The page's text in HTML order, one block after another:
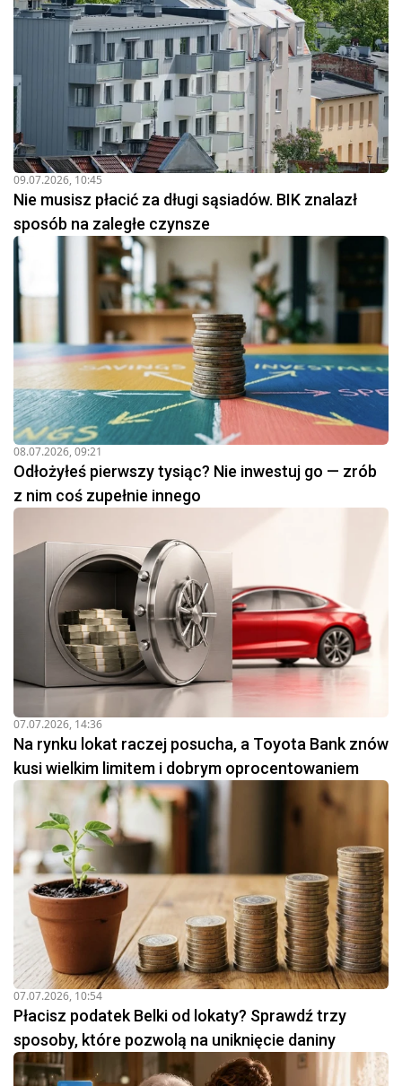
09.07.2026, 10:45
Nie musisz płacić za długi sąsiadów. BIK znalazł
sposób na zaległe czynsze
08.07.2026, 09:21
Odłożyłeś pierwszy tysiąc? Nie inwestuj go — zrób
z nim coś zupełnie innego
07.07.2026, 14:36
Na rynku lokat raczej posucha, a Toyota Bank znów
kusi wielkim limitem i dobrym oprocentowaniem
07.07.2026, 10:54
Płacisz podatek Belki od lokaty? Sprawdź trzy
sposoby, które pozwolą na uniknięcie daniny